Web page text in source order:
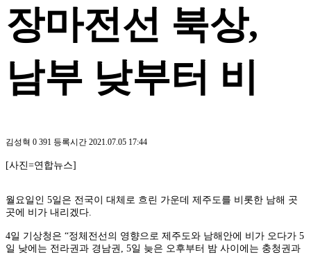
장마전선 북상,
남부 낮부터 비
김성혁 0 391 등록시간 2021.07.05 17:44
[사진=연합뉴스]
월요일인 5일은 전국이 대체로 흐린 가운데 제주도를 비롯한 남해 곳
곳에 비가 내리겠다.
4일 기상청은 “정체전선의 영향으로 제주도와 남해안에 비가 오다가 5
일 낮에는 전라권과 경남권, 5일 늦은 오후부터 밤 사이에는 충청권과